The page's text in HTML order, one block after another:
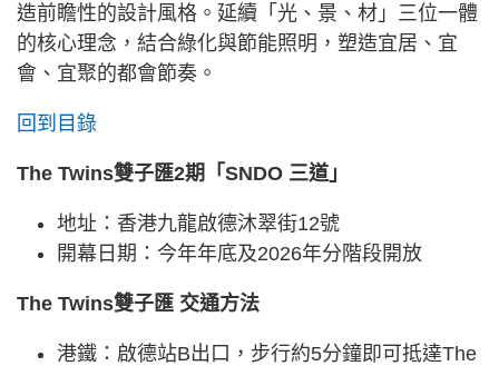
造前瞻性的設計風格。延續「光、景、材」三位一體
的核心理念，結合綠化與節能照明，塑造宜居、宜
會、宜聚的都會節奏。
回到目錄
The Twins雙子匯2期「SNDO 三道」
地址：香港九龍啟德沐翠街12號
開幕日期：今年年底及2026年分階段開放
The Twins雙子匯 交通方法
港鐵：啟德站B出口，步行約5分鐘即可抵達The